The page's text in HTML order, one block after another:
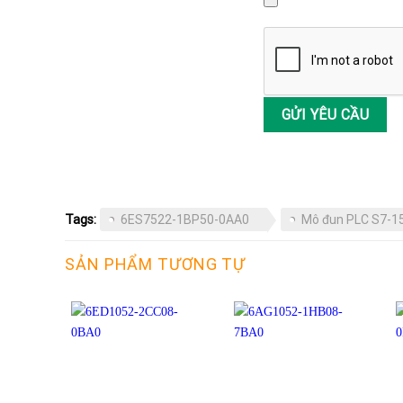
Tags: 6ES7522-1BP50-0AA0 Mô đun PLC S7-
SẢN PHẨM TƯƠNG TỰ